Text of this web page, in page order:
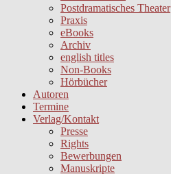
Postdramatisches Theater
Praxis
eBooks
Archiv
english titles
Non-Books
Hörbücher
Autoren
Termine
Verlag/Kontakt
Presse
Rights
Bewerbungen
Manuskripte